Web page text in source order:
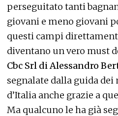
perseguitato tanti
giovani e meno giovani
questi campi
diventano un vero must
Cbc Srl di Alessandro
segnalate dalla guida
d’Italia anche grazie a
Ma qualcuno le ha già